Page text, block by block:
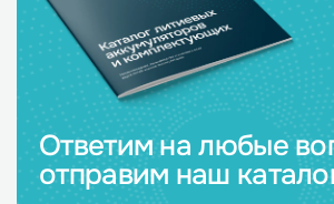
Ответим на любые
отправим наш